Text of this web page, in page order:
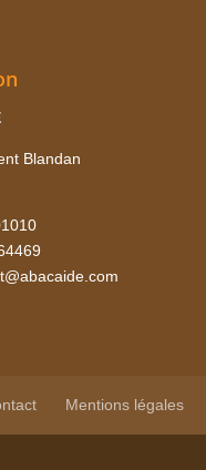
Blandan
Mentions légales